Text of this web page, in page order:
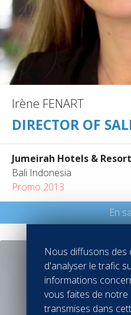
Irène FENART
DIRECTOR OF
Jumeirah Hotels &
Bali Indonesia
Promo 2013
En
Nous diffusons des
d'analyser le trafic
informations
vous faites de
transmises dans